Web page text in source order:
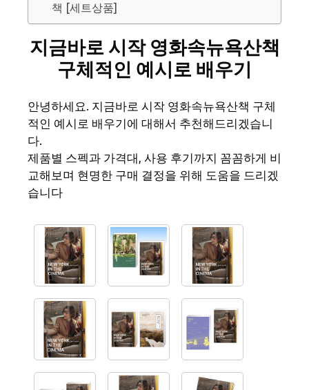
책 [세트상품]
지금바로 시작 영화속뉴욕산책
구체적인 예시로 배우기
안녕하세요. 지금바로 시작 영화속뉴욕산책 구체
적인 예시로 배우기에 대해서 추천해드리겠습니
다.
제품별 스펙과 가격대, 사용 후기까지 꼼꼼하게 비
교해보며 현명한 구매 결정을 위해 도움을 드리겠
습니다